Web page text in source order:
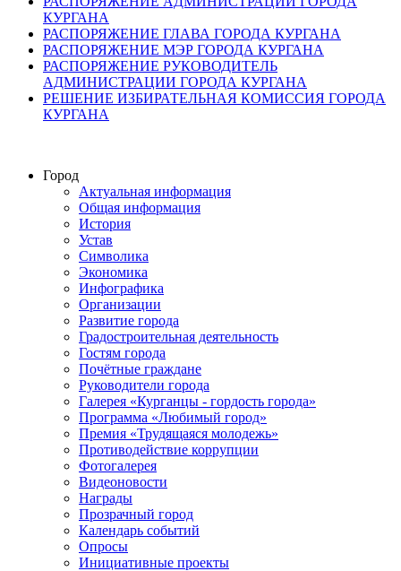
КУРГАНА
РАСПОРЯЖЕНИЕ ГЛАВА ГОРОДА КУРГАНА
РАСПОРЯЖЕНИЕ МЭР ГОРОДА КУРГАНА
РАСПОРЯЖЕНИЕ РУКОВОДИТЕЛЬ
АДМИНИСТРАЦИИ ГОРОДА КУРГАНА
РЕШЕНИЕ ИЗБИРАТЕЛЬНАЯ КОМИССИЯ ГОРОДА
КУРГАНА
Город
Актуальная информация
Общая информация
История
Устав
Символика
Экономика
Инфографика
Организации
Развитие города
Градостроительная деятельность
Гостям города
Почётные граждане
Руководители города
Галерея «Курганцы - гордость города»
Программа «Любимый город»
Премия «Трудящаяся молодежь»
Противодействие коррупции
Фотогалерея
Видеоновости
Награды
Прозрачный город
Календарь событий
Опросы
Инициативные проекты